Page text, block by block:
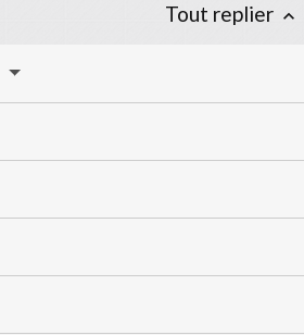
Tout replier keyboard_arrow_up